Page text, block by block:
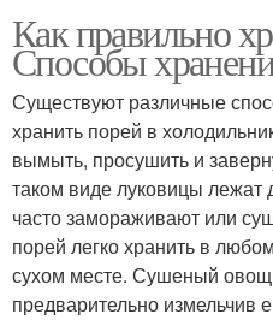
Как правильно
Способы
Существуют различные
хранить порей в
вымыть, просушить и
таком виде луковицы
часто замораживают или
порей легко хранить в
сухом месте. Сушеный овощ
предварительно измельчив